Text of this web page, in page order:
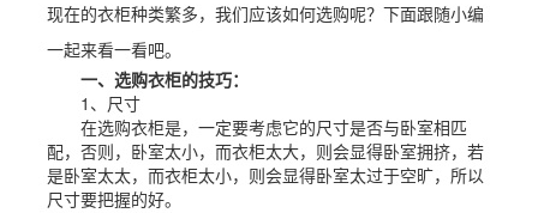
现在的衣柜种类繁多，我们应该如何选购呢？下面跟随小编
一起来看一看吧。
一、选购衣柜的技巧：
1、尺寸
在选购衣柜是，一定要考虑它的尺寸是否与卧室相匹
配，否则，卧室太小，而衣柜太大，则会显得卧室拥挤，若
是卧室太太，而衣柜太小，则会显得卧室太过于空旷，所以
尺寸要把握的好。